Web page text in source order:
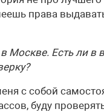
права
Москве. Есть ли в
с собой
буду